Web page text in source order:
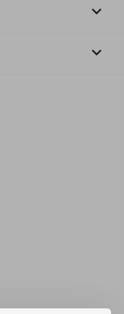

keyboard_arrow_down